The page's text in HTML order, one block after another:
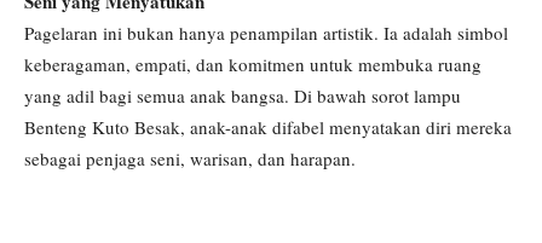
Pagelaran ini bukan hanya penampilan artistik. Ia adalah simbol
keberagaman, empati, dan komitmen untuk membuka ruang
yang adil bagi semua anak bangsa. Di bawah sorot lampu
Benteng Kuto Besak, anak-anak difabel menyatakan diri mereka
sebagai penjaga seni, warisan, dan harapan.